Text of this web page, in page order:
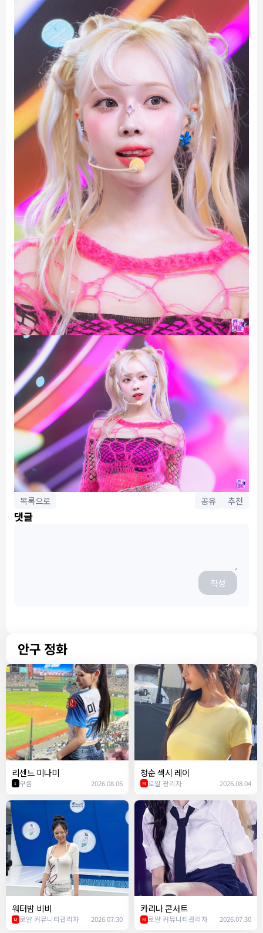
목록으로 공유 추천
댓글
작성
안구 정화
리센느 미나미
1 구름 2026.08.06
청순 섹시 레이
M 로얄 관리자 2026.08.04
워터밤 비비
M 로얄 커뮤니티관리자 2026.07.30
카리나 콘서트
M 로얄 커뮤니티관리자 2026.07.30